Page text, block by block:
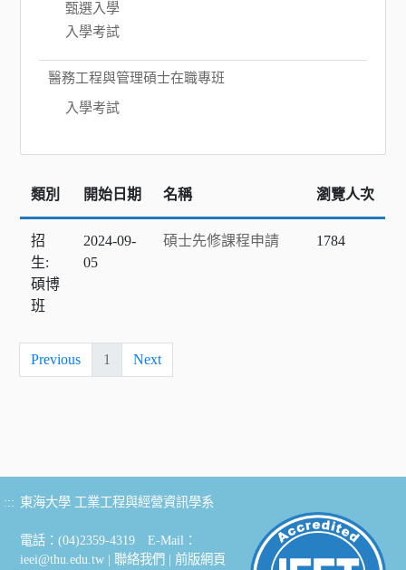
甄選入學
入學考試
醫務工程與管理碩士在職專班
入學考試
類別 開始日期 名稱 瀏覽人次
招
生:
碩博
班
2024-09-
05
碩士先修課程申請 1784
Previous 1 Next
::: 東海大學 工業工程與經營資訊學系
電話：(04)2359-4319 E-Mail：
ieei@thu.edu.tw | 聯絡我們 |前版網頁